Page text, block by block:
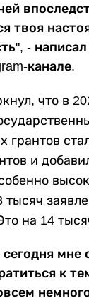
твоя
-
канале.
что в
грантов
и
тысяч
на 14
мне
к